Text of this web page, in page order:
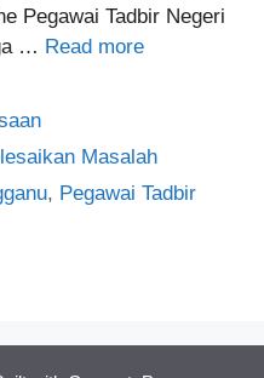
Pegawai Tadbir Negeri
… Read more
Masalah
, Pegawai Tadbir